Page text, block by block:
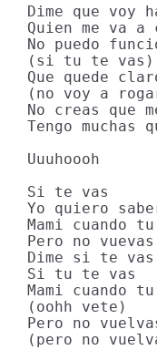
Dime que voy
Quien me va
No puedo
(si tu te vas)
Que quede
(no voy a
No creas que
Tengo muchas
Uuuhoooh
Si te vas
Yo quiero
Mami cuando
Pero no vuevas
Dime si te
Si tu te vas
Mami cuando
(oohh vete)
Pero no
(pero no